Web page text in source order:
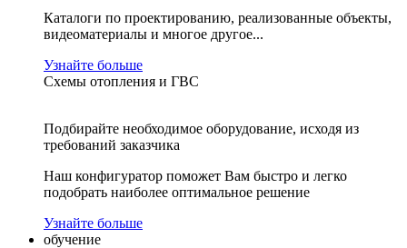
Каталоги по проектированию, реализованные объекты,
видеоматериалы и многое другое...
Узнайте больше
Схемы отопления и ГВС
Подбирайте необходимое оборудование, исходя из
требований заказчика
Наш конфигуратор поможет Вам быстро и легко
подобрать наиболее оптимальное решение
Узнайте больше
обучение